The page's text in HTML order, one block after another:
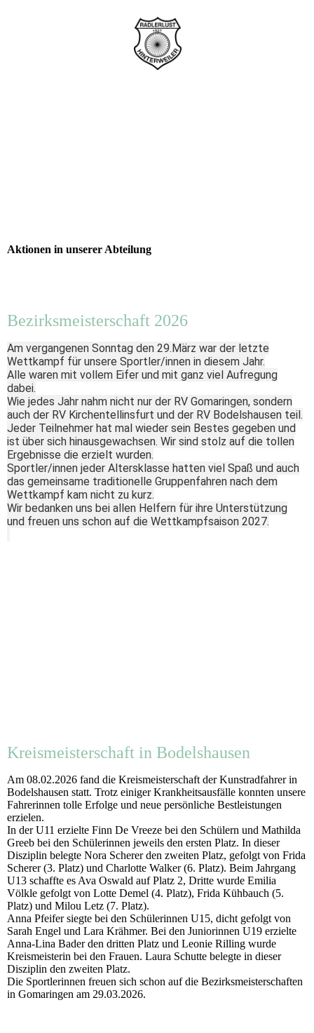
Aktionen in unserer Abteilung
Bezirksmeisterschaft 2026
Am vergangenen Sonntag den 29.März war der letzte
Wettkampf für unsere Sportler/innen in diesem Jahr.
Alle waren mit vollem Eifer und mit ganz viel Aufregung
dabei.
Wie jedes Jahr nahm nicht nur der RV Gomaringen, sondern
auch der RV Kirchentellinsfurt und der RV Bodelshausen teil.
Jeder Teilnehmer hat mal wieder sein Bestes gegeben und
ist über sich hinausgewachsen. Wir sind stolz auf die tollen
Ergebnisse die erzielt wurden.
Sportler/innen jeder Altersklasse hatten viel Spaß und auch
das gemeinsame traditionelle Gruppenfahren nach dem
Wettkampf kam nicht zu kurz.
Wir bedanken uns bei allen Helfern für ihre Unterstützung
und freuen uns schon auf die Wettkampfsaison 2027.
Kreismeisterschaft in Bodelshausen
Am 08.02.2026 fand die Kreismeisterschaft der Kunstradfahrer in
Bodelshausen statt. Trotz einiger Krankheitsausfälle konnten unsere
Fahrerinnen tolle Erfolge und neue persönliche Bestleistungen
erzielen.
In der U11 erzielte Finn De Vreeze bei den Schülern und Mathilda
Greeb bei den Schülerinnen jeweils den ersten Platz. In dieser
Disziplin belegte Nora Scherer den zweiten Platz, gefolgt von Frida
Scherer (3. Platz) und Charlotte Walker (6. Platz). Beim Jahrgang
U13 schaffte es Ava Oswald auf Platz 2, Dritte wurde Emilia
Völkle gefolgt von Lotte Demel (4. Platz), Frida Kühbauch (5.
Platz) und Milou Letz (7. Platz).
Anna Pfeifer siegte bei den Schülerinnen U15, dicht gefolgt von
Sarah Engel und Lara Krähmer. Bei den Juniorinnen U19 erzielte
Anna-Lina Bader den dritten Platz und Leonie Rilling wurde
Kreismeisterin bei den Frauen. Laura Schutte belegte in dieser
Disziplin den zweiten Platz.
Die Sportlerinnen freuen sich schon auf die Bezirksmeisterschaften
in Gomaringen am 29.03.2026.